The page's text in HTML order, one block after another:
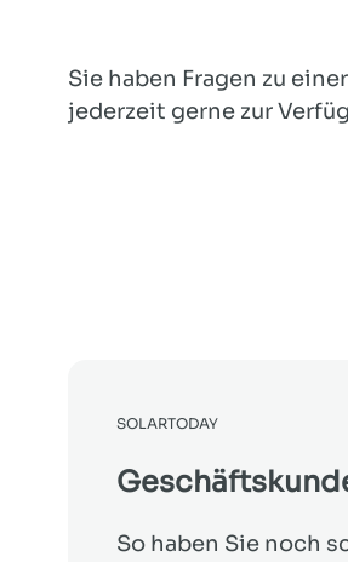
Sie haben Fragen zu
jederzeit gerne zur
SOLARTODAY
So haben Sie noch